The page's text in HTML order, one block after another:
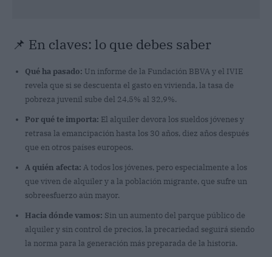
📌 En claves: lo que debes saber
Qué ha pasado: Un informe de la Fundación BBVA y el IVIE
revela que si se descuenta el gasto en vivienda, la tasa de
pobreza juvenil sube del 24,5% al 32,9%.
Por qué te importa: El alquiler devora los sueldos jóvenes y
retrasa la emancipación hasta los 30 años, diez años después
que en otros países europeos.
A quién afecta: A todos los jóvenes, pero especialmente a los
que viven de alquiler y a la población migrante, que sufre un
sobreesfuerzo aún mayor.
Hacia dónde vamos: Sin un aumento del parque público de
alquiler y sin control de precios, la precariedad seguirá siendo
la norma para la generación más preparada de la historia.